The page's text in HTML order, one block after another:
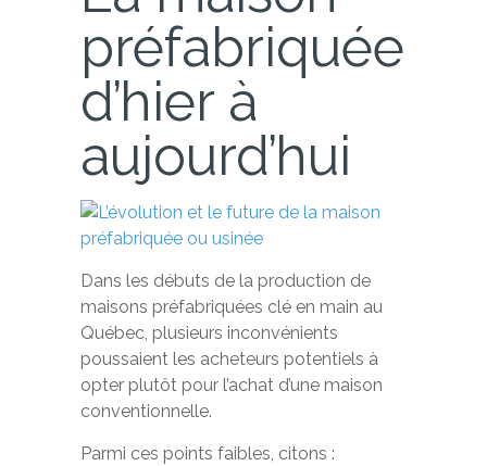
préfabriquée,
d’hier à
aujourd’hui
Dans les débuts de la production de
maisons préfabriquées clé en main au
Québec, plusieurs inconvénients
poussaient les acheteurs potentiels à
opter plutôt pour l’achat d’une maison
conventionnelle.
Parmi ces points faibles, citons :